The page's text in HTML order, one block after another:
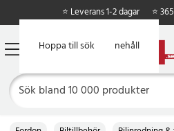
Hoppa till huvudinnehåll
Hoppa till sök
⭐ Leverans 1-2 dagar ⭐